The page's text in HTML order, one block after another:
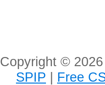
Copyright ©
SPIP | Free